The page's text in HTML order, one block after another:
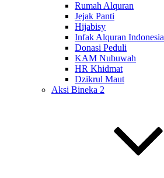
Rumah Alquran
Jejak Panti
Hijabisy
Infak Alquran Indonesia
Donasi Peduli
KAM Nubuwah
HR Khidmat
Dzikrul Maut
Aksi Bineka 2